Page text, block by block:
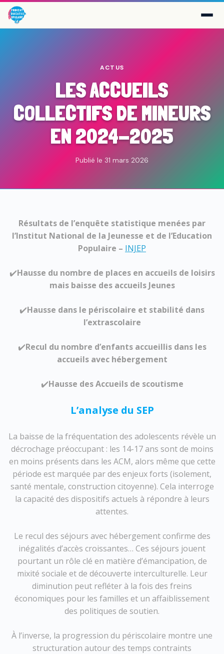
ACTUS
LES ACCUEILS
COLLECTIFS DE MINEURS
EN 2024-2025
Publié le 31 mars 2026
Résultats de l’enquête statistique menées par
l’Institut National de la Jeunesse et de l’Education
Populaire – INJEP
✔️Hausse du nombre de places en accueils de loisirs
mais baisse des accueils Jeunes
✔️Hausse dans le périscolaire et stabilité dans
l’extrascolaire
✔️Recul du nombre d’enfants accueillis dans les
accueils avec hébergement
✔️Hausse des Accueils de scoutisme
L’analyse du SEP
La baisse de la fréquentation des adolescents révèle un
décrochage préoccupant : les 14-17 ans sont de moins
en moins présents dans les ACM, alors même que cette
période est marquée par des enjeux forts (isolement,
santé mentale, construction citoyenne). Cela interroge
la capacité des dispositifs actuels à répondre à leurs
attentes.
Le recul des séjours avec hébergement confirme des
inégalités d’accès croissantes… Ces séjours jouent
pourtant un rôle clé en matière d’émancipation, de
mixité sociale et de découverte interculturelle. Leur
diminution peut refléter à la fois des freins
économiques pour les familles et un affaiblissement
des politiques de soutien.
À l’inverse, la progression du périscolaire montre une
structuration autour des temps contraints